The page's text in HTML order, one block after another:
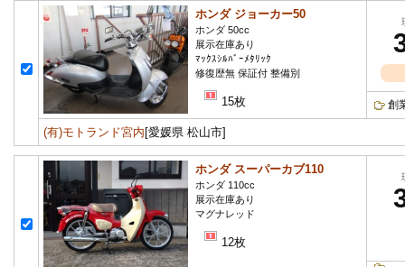
ホンダ ジョーカー50
ホンダ 50cc
展示在庫あり
ﾏｯｸｽｼﾙﾊﾞｰﾒﾀﾘｯｸ
修復歴無 保証付 整備別
15枚 創
(有)モトランド宮内 [愛媛県 松山市]
ホンダ スーパーカブ110
ホンダ 110cc
展示在庫あり
マグナレッド
12枚